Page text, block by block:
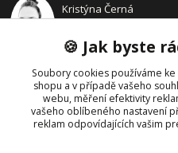
Kristýna Černá
+420 702210942
(Po-Pá, 9-14 hod.)
🍪 Jak byste
Soubory cookies používáme
shopu a v případě vašeho
webu, měření efektivity
vašeho oblíbeného nastavení
reklam odpovídajících vašim